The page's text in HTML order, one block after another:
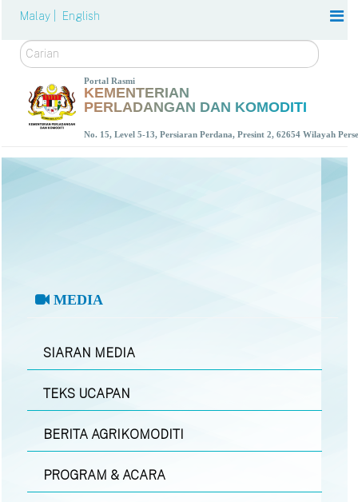
Malay | English
Carian
Portal Rasmi
KEMENTERIAN
PERLADANGAN DAN KOMODITI
No. 15, Level 5-13, Persiaran Perdana, Presint 2, 62654 Wilayah
MEDIA
SIARAN MEDIA
TEKS UCAPAN
BERITA AGRIKOMODITI
PROGRAM & ACARA